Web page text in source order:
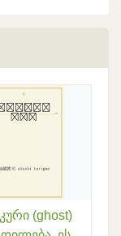
(ghost)